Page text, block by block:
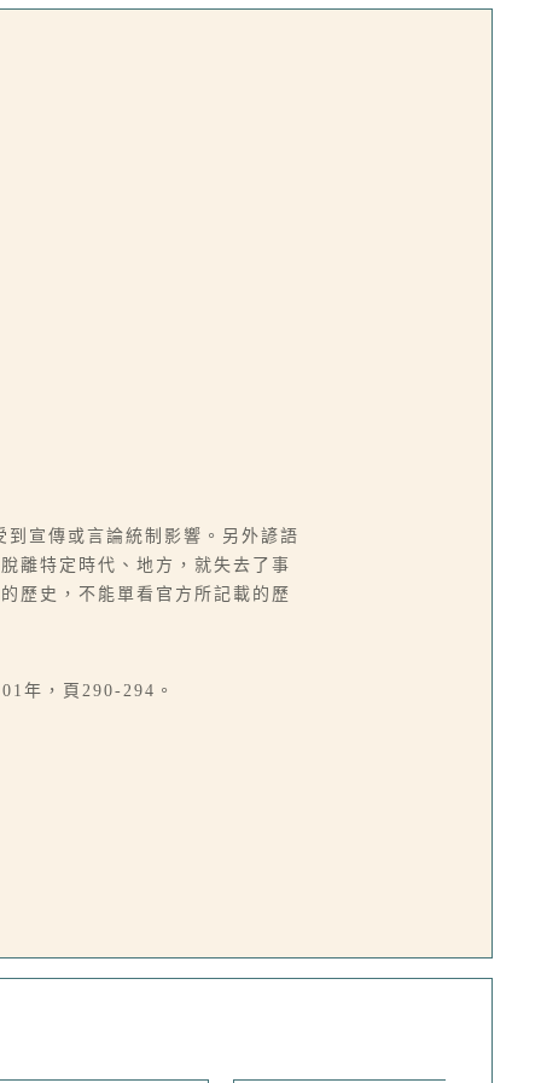
宣傳或言論統制影響。另外諺語
離特定時代、地方，就失去了事
歷史，不能單看官方所記載的歷
年，頁290-294。